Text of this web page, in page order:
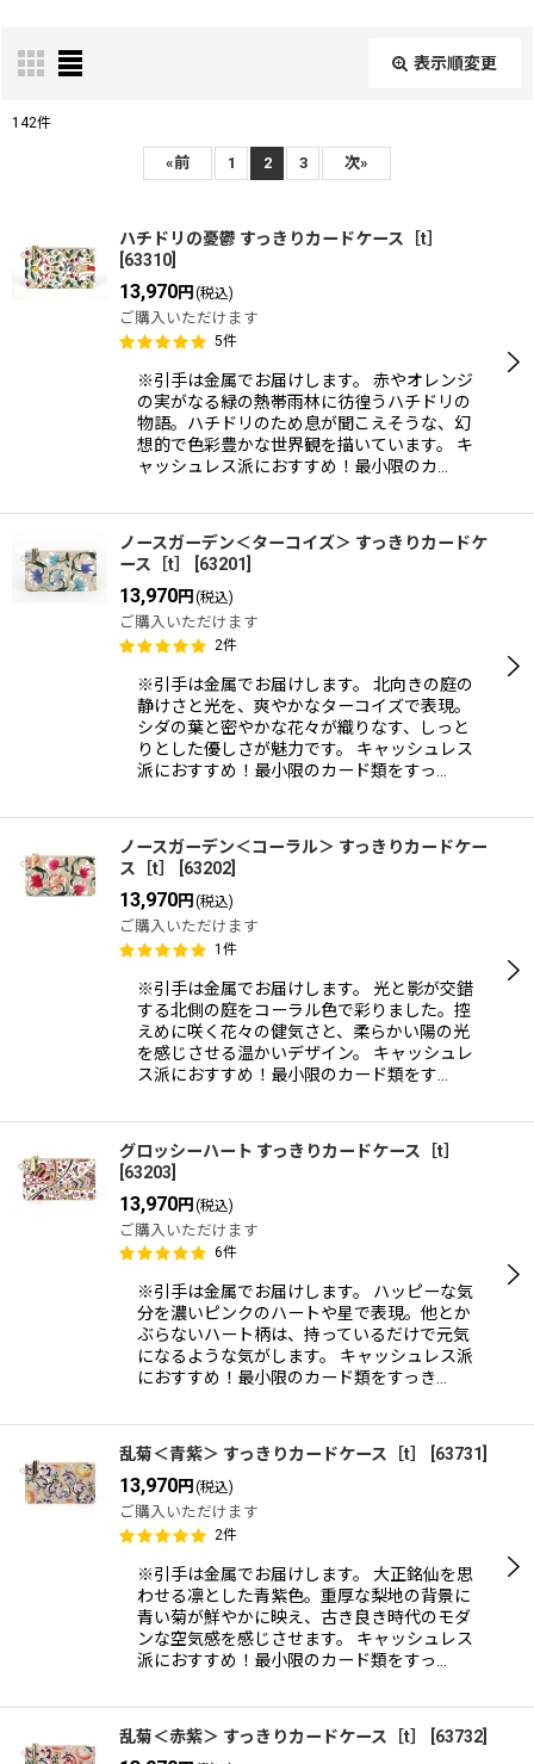
表示順変更
並び順:
142件
«前 1 2 3 次»
ハチドリの憂鬱 すっきりカードケース［t］
63310
13,970円 (税込)
ご購入いただけます
5件
※引手は金属でお届けします。 赤やオレンジ
の実がなる緑の熱帯雨林に彷徨うハチドリの
物語。ハチドリのため息が聞こえそうな、幻
想的で色彩豊かな世界観を描いています。 キ
ャッシュレス派におすすめ！最小限のカ…
ノースガーデン＜ターコイズ＞ すっきりカードケ
ース［t］
63201
13,970円 (税込)
ご購入いただけます
2件
※引手は金属でお届けします。 北向きの庭の
静けさと光を、爽やかなターコイズで表現。
シダの葉と密やかな花々が織りなす、しっと
りとした優しさが魅力です。 キャッシュレス
派におすすめ！最小限のカード類をすっ…
ノースガーデン＜コーラル＞ すっきりカードケー
ス［t］
63202
13,970円 (税込)
ご購入いただけます
1 件
※引手は金属でお届けします。 光と影が交錯
する北側の庭をコーラル色で彩りました。控
えめに咲く花々の健気さと、柔らかい陽の光
を感じさせる温かいデザイン。 キャッシュレ
ス派におすすめ！最小限のカード類をす…
グロッシーハート すっきりカードケース［t］
63203
13,970円 (税込)
ご購入いただけます
6件
※引手は金属でお届けします。 ハッピーな気
分を濃いピンクのハートや星で表現。他とか
ぶらないハート柄は、持っているだけで元気
になるような気がします。 キャッシュレス派
におすすめ！最小限のカード類をすっき…
乱菊＜青紫＞ すっきりカードケース［t］ 63731
13,970円 (税込)
ご購入いただけます
2件
※引手は金属でお届けします。 大正銘仙を思
わせる凛とした青紫色。重厚な梨地の背景に
青い菊が鮮やかに映え、古き良き時代のモダ
ンな空気感を感じさせます。 キャッシュレス
派におすすめ！最小限のカード類をすっ…
乱菊＜赤紫＞ すっきりカードケース［t］ 63732